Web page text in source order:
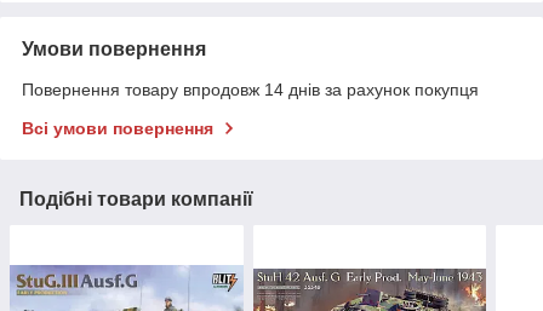
Умови повернення
Повернення товару впродовж 14 днів за рахунок покупця
Всі умови повернення
Подібні товари компанії